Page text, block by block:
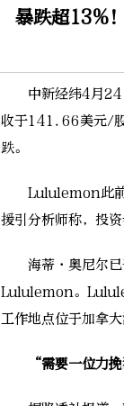
暴跌超13%
中新经纬4月24
收于141.66美元/股
跌。
Lululemon此前
援引分析师称，投
海蒂·奥尼尔已于
Lululemon。
工作地点位于加拿大
“需要一位力挽